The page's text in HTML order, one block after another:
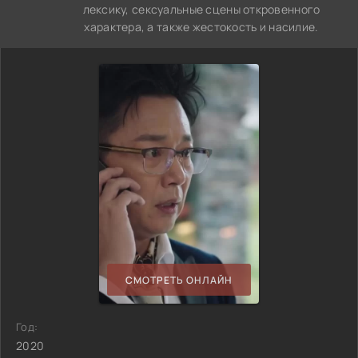
лексику, сексуальные сцены откровенного
характера, а также жестокость и насилие.
СМОТРЕТЬ ОНЛАЙН
Год:
2020